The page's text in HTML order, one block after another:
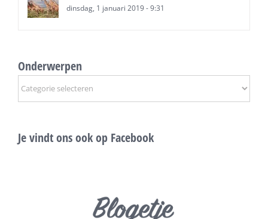
dinsdag, 1 januari 2019 - 9:31
Onderwerpen
Onderwerpen
Je vindt ons ook op Facebook